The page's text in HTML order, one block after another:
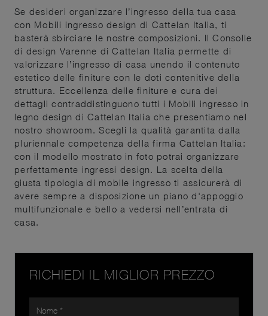
Se desideri organizzare l’ingresso della tua casa
con Mobili ingresso design di Cattelan Italia, ti
basterà sbirciare le nostre composizioni. Il Consolle
di design Varenne di Cattelan Italia permette di
valorizzare l’ingresso di casa unendo il contenuto
estetico delle finiture con le doti contenitive della
struttura. Eccellenza delle finiture e cura dei
dettagli contraddistinguono tutti i Mobili ingresso in
legno design di Cattelan Italia che presentiamo nel
nostro showroom. Scegli la qualità garantita dalla
pluriennale competenza della firma Cattelan Italia:
con il modello mostrato in foto potrai organizzare
perfettamente ingressi design. La scelta della
giusta tipologia di mobile ingresso ti assicurerà di
avere sempre a disposizione un piano d'appoggio
multifunzionale e bello a vedersi nell’entrata di
casa.
RICHIEDI IL MIGLIOR PREZZO